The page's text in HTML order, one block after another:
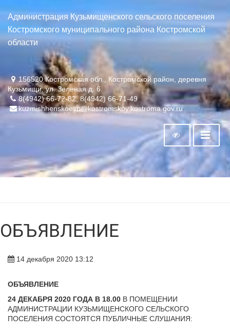
Администрация Кузьмищенского сельского поселения
Костромского муниципального района Костромской
области
156520 Костромская обл., Костромской район, деревня
Кузьмищи, ул. Зеленая д. 6
8(4942) 66-72-82, 8(4942) 66-71-49
kuzmishhenskoesp@kostromskoy.kostroma.gov.ru
ОБЪЯВЛЕНИЕ
14 декабря 2020 13:12
ОБЪЯВЛЕНИЕ
24 ДЕКАБРЯ 2020 ГОДА В 18.00 В ПОМЕЩЕНИИ
АДМИНИСТРАЦИИ КУЗЬМИЩЕНСКОГО СЕЛЬСКОГО
ПОСЕЛЕНИЯ СОСТОЯТСЯ ПУБЛИЧНЫЕ СЛУШАНИЯ: